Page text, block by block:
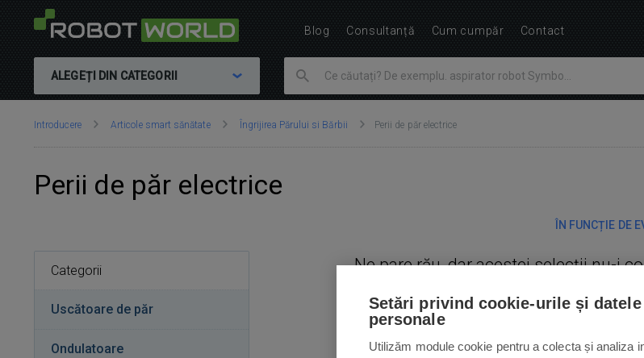
ALEGEȚI DIN CATEGORII
Vă
Introducere Articole smart sănătate Îngrijirea Părului si Bărbii Perii de păr electrice
Perii de păr electrice
ÎN FUNCȚIE DE
Ne pare rău, dar acestei selecții nu-i
Categorii
Uscătoare de păr
Ondulatoare
Blog Consultanță Cum cumpăr Contact
Setări privind cookie-urile și datele
personale
Utilizăm module cookie pentru a colecta și analiza